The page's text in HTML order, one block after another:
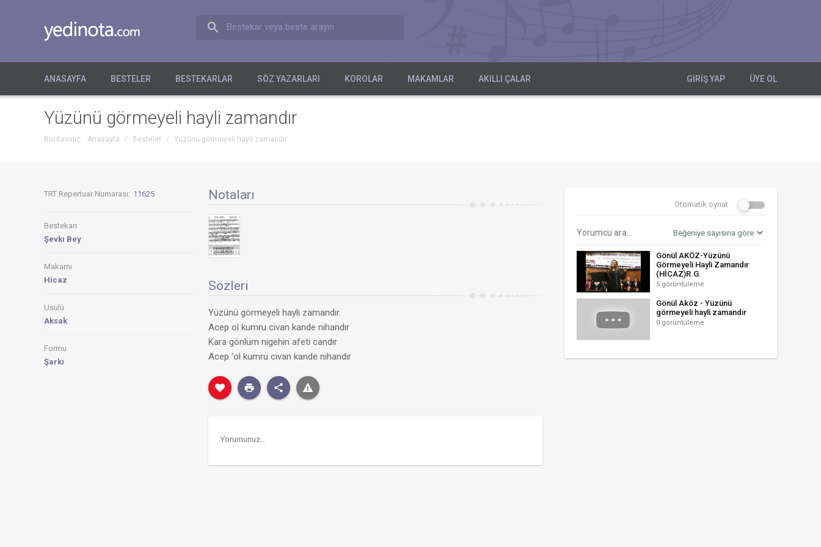
Bestekar veya beste arayın
ANASAYFA BESTELER BESTEKARLAR SÖZ YAZARLARI KOROLAR MAKAMLAR AKILLI ÇALAR GIRIŞ YAP ÜYE OL
Yüzünü görmeyeli hayli zamandır
Burdasınız: Anasayfa / Besteler / Yüzünü görmeyeli hayli zamandır
TRT Repertuar Numarası: 11625
Bestekarı
Şevkı Bey
Makamı
Hicaz
Usulü
Aksak
Formu
Şarkı
Notaları
Sözleri
Yüzünü görmeyeli hayli zamandır.
Acep ol kumru civan kande nihandır
Kara gönlüm nigehin afeti candır
Acep 'ol kumru civan kande nihandır
Otomatik oynat
Gönül AKÖZ-Yüzünü
Görmeyeli Hayli Zamandır
(HİCAZ)R.G.
5 görüntüleme
Gönül Aköz - Yüzünü
görmeyeli hayli zamandır
0 görüntüleme